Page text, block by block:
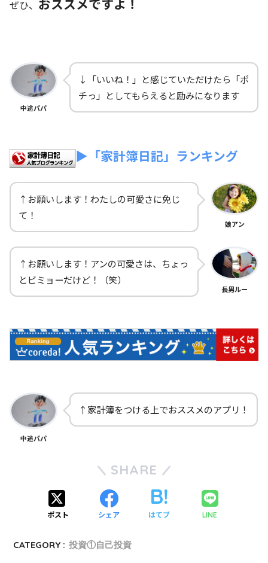
ぜひ、 おススメですよ！
中途パパ
↓「いいね！」と感じていただけたら「ポ
チっ」としてもらえると励みになります
▶「家計簿日記」ランキング
↑お願いします！わたしの可愛さに免じ
て！
娘アン
↑お願いします！アンの可愛さは、ちょっ
とビミョーだけど！（笑）
長男ルー
中途パパ
↑家計簿をつける上でおススメのアプリ！
SHARE
ポスト シェア はてブ LINE
CATEGORY : 投資①自己投資